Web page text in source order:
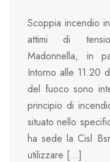
Scoppia incendio
attimi di
Madonnella, in
Intorno alle 11.20
del fuoco sono
principio di
situato nello
ha sede la Cisl
utilizzare […]